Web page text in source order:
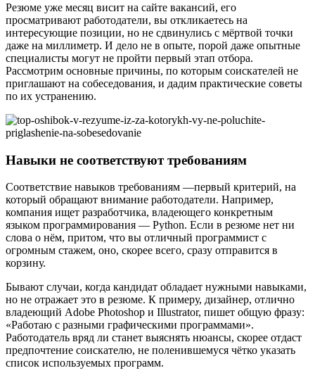
Резюме уже месяц висит на сайте вакансий, его
просматривают работодатели, вы откликаетесь на
интересующие позиции, но не сдвинулись с мёртвой точки
даже на миллиметр. И дело не в опыте, порой даже опытные
специалисты могут не пройти первый этап отбора.
Рассмотрим основные причины, по которым соискателей не
приглашают на собеседования, и дадим практические советы
по их устранению.
Навыки не соответствуют требованиям
Соответствие навыков требованиям —первый критерий, на
который обращают внимание работодатели. Например,
компания ищет разработчика, владеющего конкретным
языком программирования — Python. Если в резюме нет ни
слова о нём, притом, что вы отличный программист с
огромным стажем, оно, скорее всего, сразу отправится в
корзину.
Бывают случаи, когда кандидат обладает нужными навыками,
но не отражает это в резюме. К примеру, дизайнер, отлично
владеющий Adobe Photoshop и Illustrator, пишет общую фразу:
«Работаю с разными графическими программами».
Работодатель вряд ли станет выяснять нюансы, скорее отдаст
предпочтение соискателю, не поленившемуся чётко указать
список используемых программ.